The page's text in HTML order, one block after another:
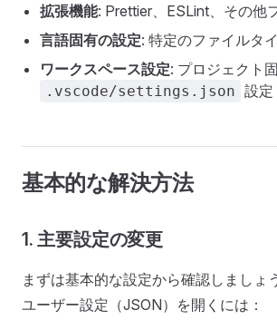
拡張機能: Prettier、ESLint、その他
言語固有の設定: 特定のファイルタ
ワークスペース設定: プロジェクト
.vscode/settings.json 設定
基本的な解決方法
1. 主要設定の変更
まずは基本的な設定から確認しましょ
ユーザー設定（JSON）を開くには：